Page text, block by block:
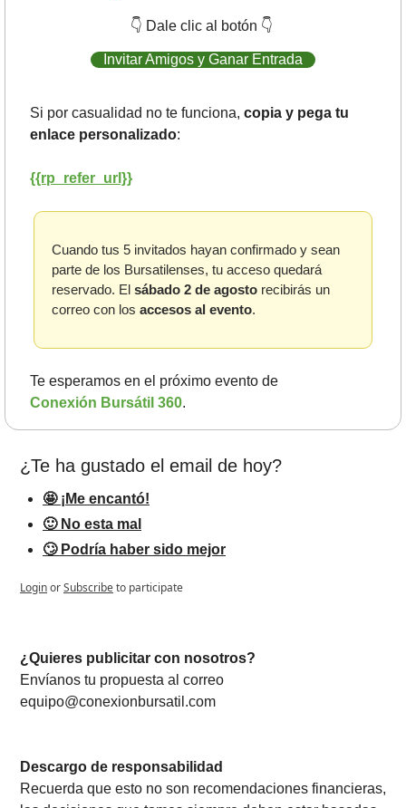
👇 Dale clic al botón 👇
Invitar Amigos y Ganar Entrada
Si por casualidad no te funciona, copia y pega tu
enlace personalizado:
{{rp_refer_url}}
Cuando tus 5 invitados hayan confirmado y sean
parte de los Bursatilenses, tu acceso quedará
reservado. El sábado 2 de agosto recibirás un
correo con los accesos al evento.
Conexión Bursátil 360.
¿Te ha gustado el email de hoy?
🤩 ¡Me encantó!
🙂 No esta mal
🙄 Podría haber sido mejor
LoginorSubscribeto participate
¿Quieres publicitar con nosotros?
equipo@conexionbursatil.com
Descargo de responsabilidad
Recuerda que esto no son recomendaciones financieras,